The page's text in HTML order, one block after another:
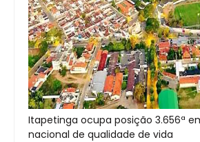
Itapetinga ocupa posição 3.656ª
nacional de qualidade de vida